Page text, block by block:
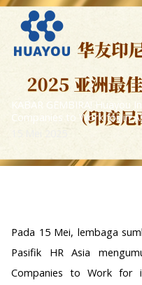
Lewati
konten
KABAR GEMBIRA! Huayou
Companies to Work for in
15 Mei 2025
Pada 15 Mei, lembaga
Pasifik HR Asia
Companies to Work for